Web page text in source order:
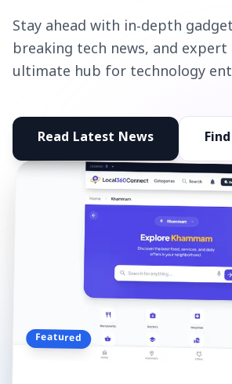
Stay ahead with in-depth
breaking tech news, and expert
ultimate hub for technology
Read Latest News
Featured